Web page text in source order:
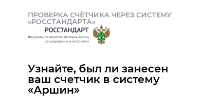
ПРОВЕРКА СЧЁТЧИКА ЧЕРЕЗ СИСТЕМУ
«РОССТАНДАРТА»
Узнайте, был ли занесен
ваш счетчик в систему
«Аршин»